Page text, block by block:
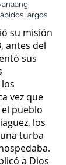
largos
su misión
antes del
sus
vez que
pueblo
los
turba
a Dios